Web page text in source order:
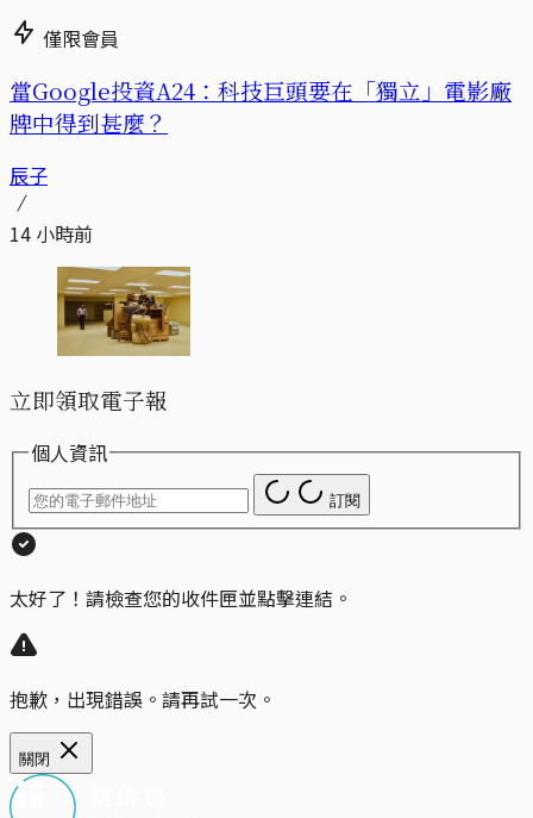
僅限會員
當Google投資A24：科技巨頭要在「獨立」電影廠
牌中得到甚麼？
辰子
14 小時前
立即領取電子報
個人資訊
訂閱
太好了！請檢查您的收件匣並點擊連結。
抱歉，出現錯誤。請再試一次。
關閉